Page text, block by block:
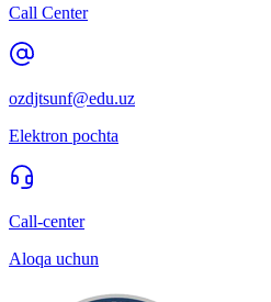
Call Center
ozdjtsunf@edu.uz
Elektron pochta
Call-center
Aloqa uchun